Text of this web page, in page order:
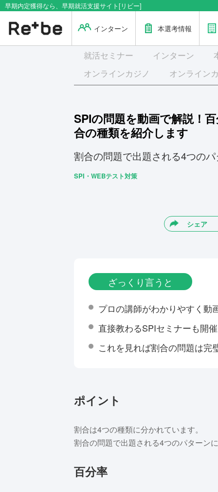
早期内定獲得なら、早期就活支援サイト[リビー]
インターン 本選考情報
就活セミナー インターン
オンラインカジノ
オンライン
SPIの問題を動画で解説！
合の種類を紹介します
割合の問題で出題される4つの
SPI・WEBテスト対策
シェア
ざっくり言うと
プロの講師がわかりやすく動
直接教わるSPIセミナーも開
これを見れば割合の問題は完
ポイント
割合は4つの種類に分かれています。
割合の問題で出題される4つのパターン
百分率